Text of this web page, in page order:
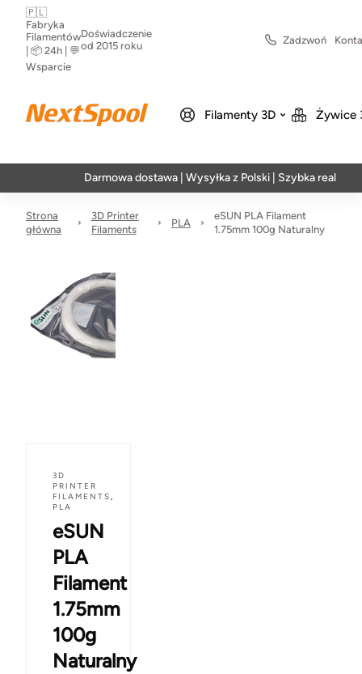
🇵🇱
Fabryka
Filamentów
| 📦 24h | 💬
Wsparcie
Doświadczenie
od 2015 roku
Zadzwoń
Filamenty 3D Żywice
Darmowa dostawa | Wysyłka z Polski | Szybka realizacja w
Strona
główna
3D Printer
Filaments
PLA
eSUN PLA Filament
1.75mm 100g Naturalny
3D
PRINTER
FILAMENTS,
PLA
eSUN
PLA
Filament
1.75mm
100g
Naturalny